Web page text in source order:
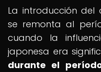
La introducción del
se remonta al
cuando la
japonesa era
durante el